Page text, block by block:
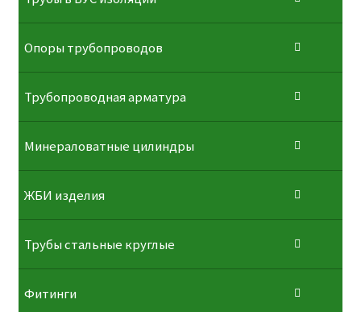
Опоры трубопроводов
Трубопроводная арматура
Минераловатные цилиндры
ЖБИ изделия
Трубы стальные круглые
Фитинги